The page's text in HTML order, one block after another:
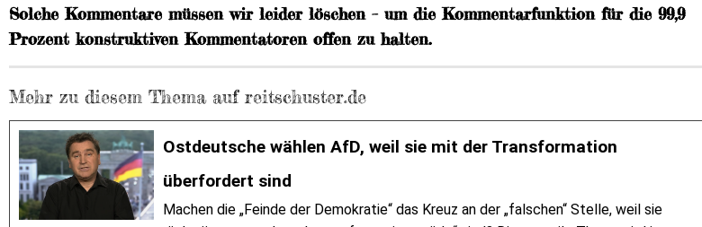
Solche Kommentare müssen wir leider löschen – um die Kommentarfunktion für die 99,9
Prozent konstruktiven Kommentatoren offen zu halten.
Mehr zu diesem Thema auf reitschuster.de
Ostdeutsche wählen AfD, weil sie mit der Transformation
überfordert sind
Machen die „Feinde der Demokratie“ das Kreuz an der „falschen“ Stelle, weil sie